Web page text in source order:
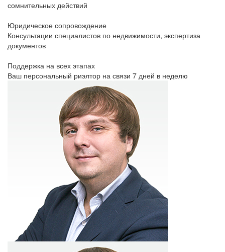
сомнительных действий
Юридическое сопровождение
Консультации специалистов по недвижимости, экспертиза
документов
Поддержка на всех этапах
Ваш персональный риэлтор на связи 7 дней в неделю